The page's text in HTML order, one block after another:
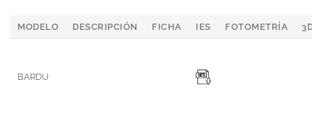
MODELO DESCRIPCIÓN FICHA IES FOTOMETRÍA
BARDU